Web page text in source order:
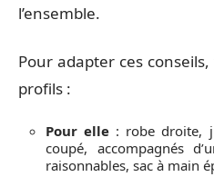
l’ensemble.
Pour adapter ces
profils :
Pour elle : robe droite,
coupé, accompagnés
raisonnables, sac à main